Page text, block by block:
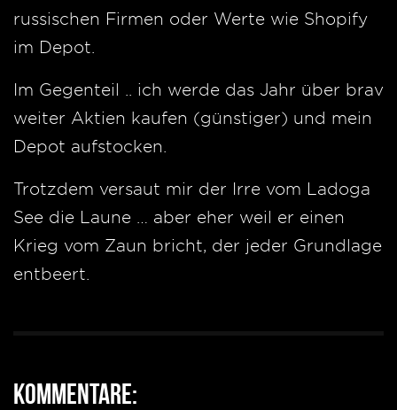
russischen Firmen oder Werte wie Shopify
im Depot.
Im Gegenteil .. ich werde das Jahr über brav
weiter Aktien kaufen (günstiger) und mein
Depot aufstocken.
Trotzdem versaut mir der Irre vom Ladoga
See die Laune … aber eher weil er einen
Krieg vom Zaun bricht, der jeder Grundlage
entbeert.
Kommentare: